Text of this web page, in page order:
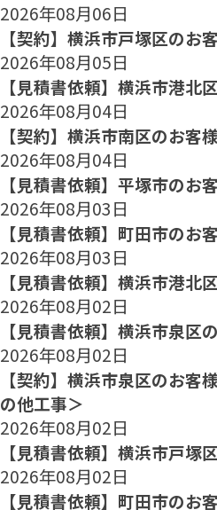
2026年08月06日
【契約】横浜市戸塚区のお
2026年08月05日
【見積書依頼】横浜市港北
2026年08月04日
【契約】横浜市南区のお客
2026年08月04日
【見積書依頼】平塚市のお
2026年08月03日
【見積書依頼】町田市のお
2026年08月03日
【見積書依頼】横浜市港北
2026年08月02日
【見積書依頼】横浜市泉区
2026年08月02日
【契約】横浜市泉区のお客
の他工事＞
2026年08月02日
【見積書依頼】横浜市戸塚
2026年08月02日
【見積書依頼】町田市のお